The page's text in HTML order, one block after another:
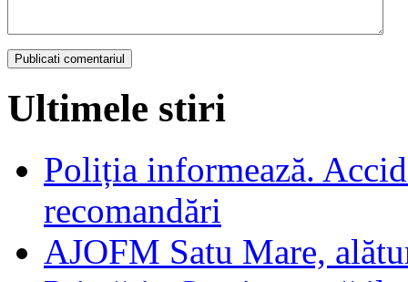
Ultimele stiri
Poliția informează.
recomandări
AJOFM Satu Mare,